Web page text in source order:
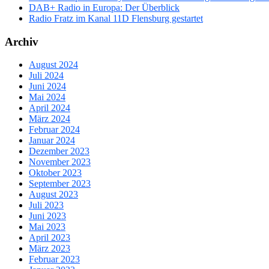
DAB+ Radio in Europa: Der Überblick
Radio Fratz im Kanal 11D Flensburg gestartet
Archiv
August 2024
Juli 2024
Juni 2024
Mai 2024
April 2024
März 2024
Februar 2024
Januar 2024
Dezember 2023
November 2023
Oktober 2023
September 2023
August 2023
Juli 2023
Juni 2023
Mai 2023
April 2023
März 2023
Februar 2023